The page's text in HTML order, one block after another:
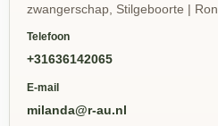
zwangerschap, Stilgeboorte |
Telefoon
+31636142065
E-mail
milanda@r-au.nl